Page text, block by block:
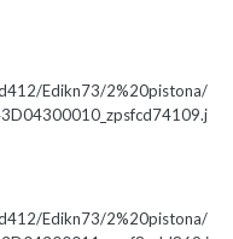
Edikn73/2%20pistona/
Edikn73/2%20pistona/